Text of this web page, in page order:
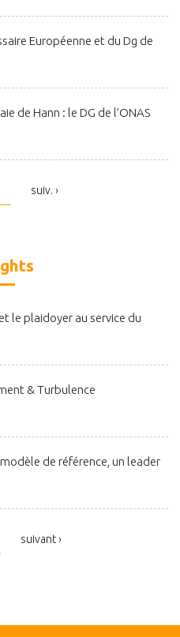
Européenne et du Dg de
de Hann : le DG de l’ONAS
suiv. ›
le plaidoyer au service du
& Turbulence
de référence, un leader
suivant ›